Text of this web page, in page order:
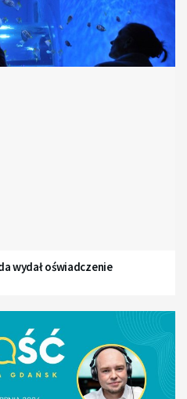
wydał oświadczenie